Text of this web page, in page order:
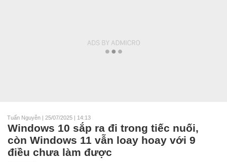
Tuấn Nguyễn | 25/07/2025 | 14:13
Windows 10 sắp ra đi trong tiếc nuối,
còn Windows 11 vẫn loay hoay với 9
điều chưa làm được